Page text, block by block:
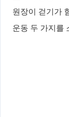
원장이 걷기가
운동 두 가지를